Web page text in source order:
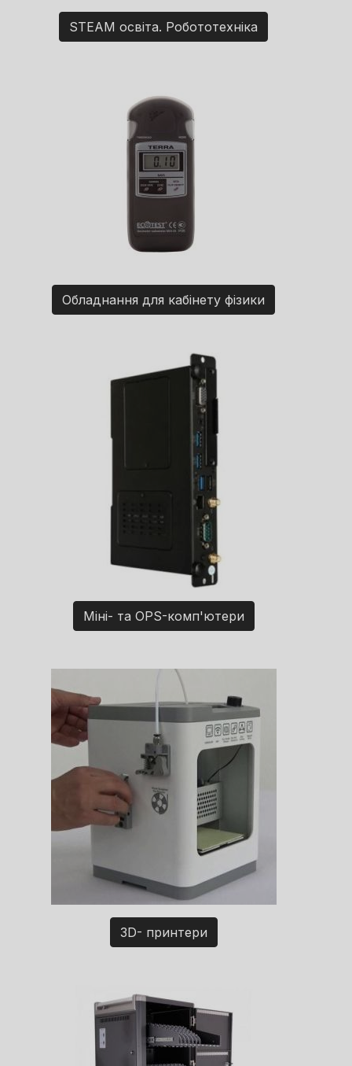
STEAM освіта. Робототехніка
Обладнання для кабінету фізики
Міні- та OPS-комп'ютери
3D- принтери